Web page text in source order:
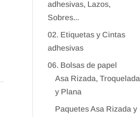
adhesivas, Lazos,
Sobres...
02. Etiquetas y Cintas
adhesivas
06. Bolsas de papel
Asa Rizada, Troquelada
y Plana
Paquetes Asa Rizada y